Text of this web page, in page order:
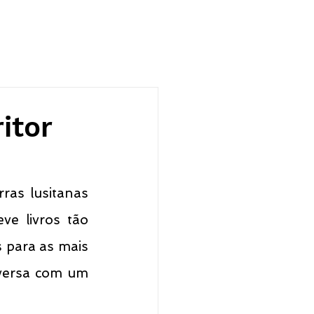
lusitanas
livros tão
as mais
com um